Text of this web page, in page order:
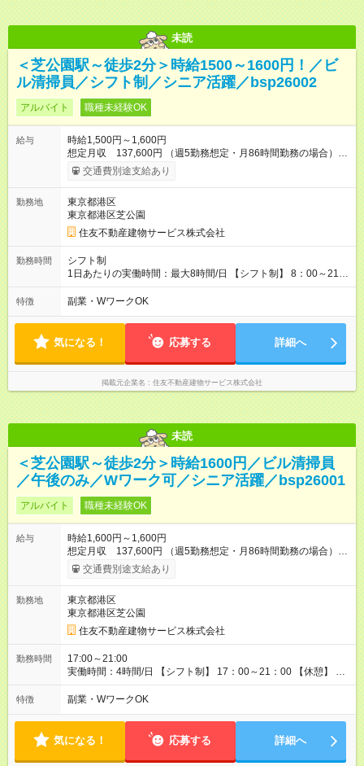
未読
＜芝公園駅～徒歩2分＞時給1500～1600円！／ビ
ル清掃員／シフト制／シニア活躍／bsp26002
アルバイト 職種未経験OK
給与
時給1,500円～1,600円
想定月収 137,600円 （週5勤務想定・月86時間勤務の場合）
【交通費】 通勤交通費全額支給（公共交通機関のみ）※原則最
安経路 【キャリア支援】 ・キャリアチェンジ応援制度 ・資格取
の無料利用（約200コース）他 【試用期間】試用期間あり 試用
期間の長さ：3ヶ月 雇用形態、給与は本採用時と同じです。
交通費別途支給あり
勤務地
東京都港区
東京都港区芝公園
住友不動産建物サービス株式会社
勤務時間
シフト制
1日あたりの実働時間：最大8時間/日 【シフト制】 8：00～21：
00の間でシフト制 ※近隣エリア（徒歩圏内）の複数のビルでご
特徴 副業・WワークOK
気になる！ 応募する 詳細へ
掲載元企業名 住友不動産建物サービス株式会社
未読
＜芝公園駅～徒歩2分＞時給1600円／ビル清掃員
／午後のみ／Wワーク可／シニア活躍／bsp26001
アルバイト 職種未経験OK
給与
時給1,600円～1,600円
想定月収 137,600円 （週5勤務想定・月86時間勤務の場合）
【交通費】 通勤交通費全額支給（公共交通機関のみ）※原則最
安経路 【キャリア支援】 ・キャリアチェンジ応援制度 ・資格取
の無料利用（約200コース）他 【試用期間】試用期間あり 試用
期間の長さ：3ヶ月 雇用形態、給与は本採用時と同じです。
交通費別途支給あり
勤務地
東京都港区
東京都港区芝公園
住友不動産建物サービス株式会社
勤務時間
17:00～21:00
実働時間：4時間/日 【シフト制】 17：00～21：00 【休憩】 な
し
特徴 副業・WワークOK
気になる！ 応募する 詳細へ